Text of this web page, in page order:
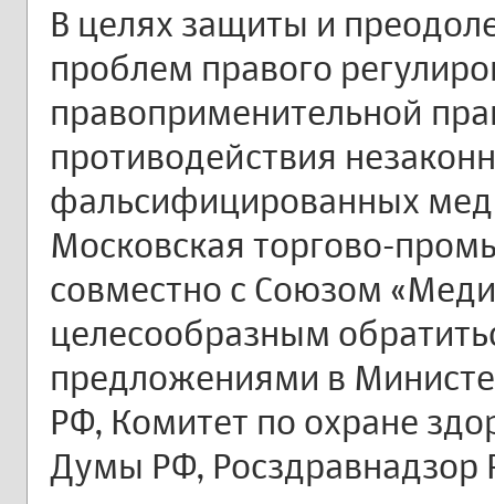
В целях защиты и
проблем правого
правоприменительной
противодействия
фальсифицированных
Московская торгово-
совместно с Союзом
целесообразным
предложениями в
РФ, Комитет по охране
Думы РФ, Росздравнадзор